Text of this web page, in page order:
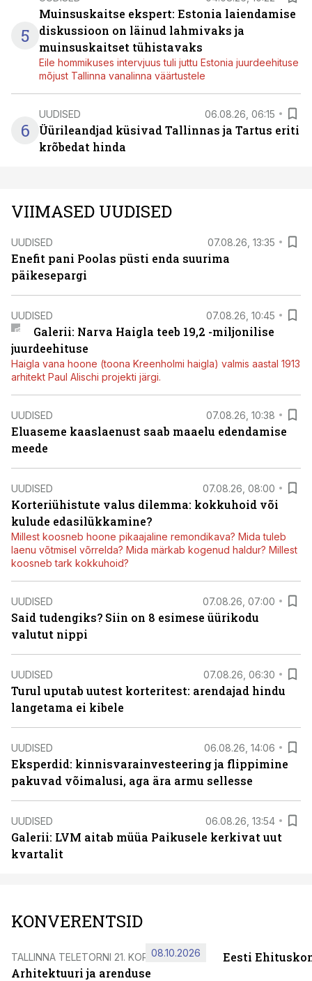
5
Muinsuskaitse ekspert: Estonia laiendamise
diskussioon on läinud lahmivaks ja
muinsuskaitset tühistavaks
Eile hommikuses intervjuus tuli juttu Estonia juurdeehituse
mõjust Tallinna vanalinna väärtustele
6
UUDISED 06.08.26, 06:15
Üürileandjad küsivad Tallinnas ja Tartus eriti
krõbedat hinda
VIIMASED UUDISED
UUDISED 07.08.26, 13:35
Enefit pani Poolas püsti enda suurima
päikesepargi
UUDISED 07.08.26, 10:45
Galerii: Narva Haigla teeb 19,2 -miljonilise
juurdeehituse
Haigla vana hoone (toona Kreenholmi haigla) valmis aastal 1913
arhitekt Paul Alischi projekti järgi.
UUDISED 07.08.26, 10:38
Eluaseme kaaslaenust saab maaelu edendamise
meede
UUDISED 07.08.26, 08:00
Korteriühistute valus dilemma: kokkuhoid või
kulude edasilükkamine?
Millest koosneb hoone pikaajaline remondikava? Mida tuleb
laenu võtmisel võrrelda? Mida märkab kogenud haldur? Millest
koosneb tark kokkuhoid?
UUDISED 07.08.26, 07:00
Said tudengiks? Siin on 8 esimese üürikodu
valutut nippi
UUDISED 07.08.26, 06:30
Turul uputab uutest korteritest: arendajad hindu
langetama ei kibele
UUDISED 06.08.26, 14:06
Eksperdid: kinnisvarainvesteering ja flippimine
pakuvad võimalusi, aga ära armu sellesse
UUDISED 06.08.26, 13:54
Galerii: LVM aitab müüa Paikusele kerkivat uut
kvartalit
KONVERENTSID
TALLINNA TELETORNI 21. KORRUSEL
Arhitektuuri ja arenduse
08.10.2026 Eesti